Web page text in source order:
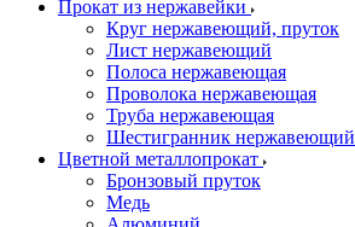
Прокат из нержавейки
Круг нержавеющий, пруток
Лист нержавеющий
Полоса нержавеющая
Проволока нержавеющая
Труба нержавеющая
Шестигранник нержавеющий
Цветной металлопрокат
Бронзовый пруток
Медь